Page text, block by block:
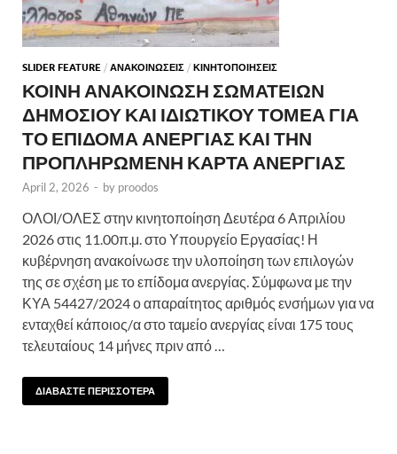
SLIDER FEATURE / ΑΝΑΚΟΙΝΩΣΕΙΣ / ΚΙΝΗΤΟΠΟΙΗΣΕΙΣ
ΚΟΙΝΗ ΑΝΑΚΟΙΝΩΣΗ ΣΩΜΑΤΕΙΩΝ
ΔΗΜΟΣΙΟΥ ΚΑΙ ΙΔΙΩΤΙΚΟΥ ΤΟΜΕΑ ΓΙΑ
ΤΟ ΕΠΙΔΟΜΑ ΑΝΕΡΓΙΑΣ ΚΑΙ ΤΗΝ
ΠΡΟΠΛΗΡΩΜΕΝΗ ΚΑΡΤΑ ΑΝΕΡΓΙΑΣ
April 2, 2026 - by proodos
ΟΛΟΙ/ΟΛΕΣ στην κινητοποίηση Δευτέρα 6 Απριλίου
2026 στις 11.00π.μ. στο Υπουργείο Εργασίας! Η
κυβέρνηση ανακοίνωσε την υλοποίηση των επιλογών
της σε σχέση με το επίδομα ανεργίας. Σύμφωνα με την
ΚΥΑ 54427/2024 ο απαραίτητος αριθμός ενσήμων για να
ενταχθεί κάποιος/α στο ταμείο ανεργίας είναι 175 τους
τελευταίους 14 μήνες πριν από …
ΔΙΑΒΑΣΤΕ ΠΕΡΙΣΣΟΤΕΡΑ